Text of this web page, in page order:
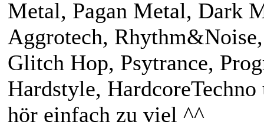
Metal, Pagan Metal, Dark
Aggrotech,
Glitch Hop, Psytrance,
Hardstyle,
hör einfach zu viel ^^